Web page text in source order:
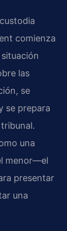
comienza
las
se
se prepara
una
menor—el
presentar
una